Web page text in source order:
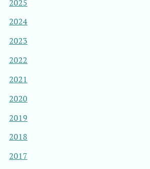
2025
2024
2023
2022
2021
2020
2019
2018
2017